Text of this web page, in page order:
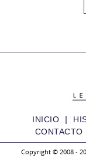
INICIO |
CONTACTO
Copyright © 2008 -